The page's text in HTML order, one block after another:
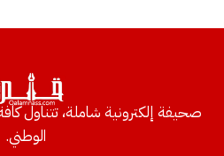
صحيفة إلكترونية شاملة، تتناول كافة
الوطني.